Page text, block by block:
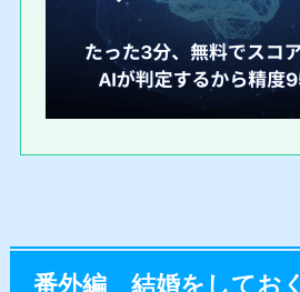
番外編 結婚をしておく